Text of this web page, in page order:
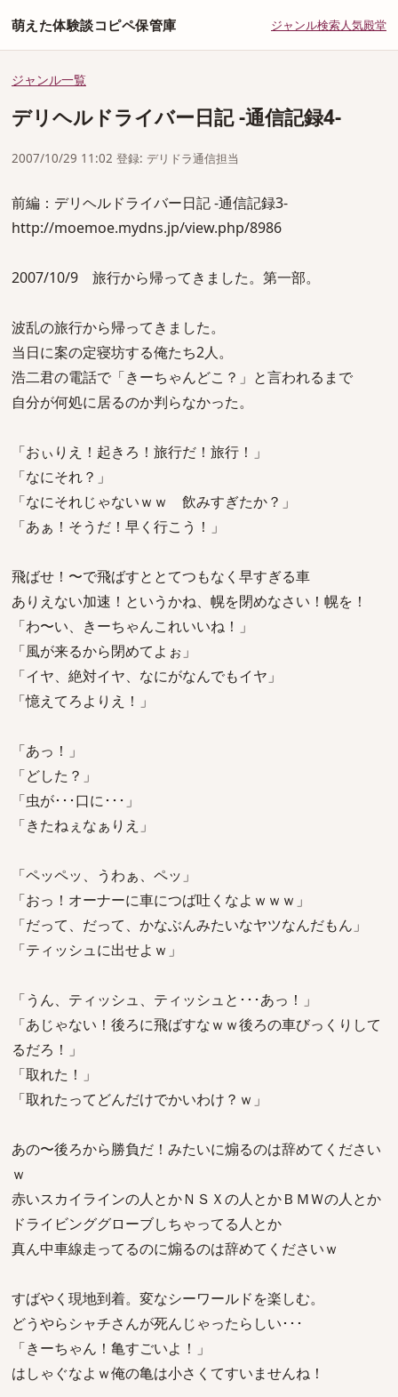
萌えた体験談コピペ保管庫 ジャンル検索人気殿堂
ジャンル一覧
デリヘルドライバー日記 -通信記録4-
2007/10/29 11:02 登録: デリドラ通信担当
前編：デリヘルドライバー日記 -通信記録3-
http://moemoe.mydns.jp/view.php/8986
2007/10/9 旅行から帰ってきました。第一部。
波乱の旅行から帰ってきました。
当日に案の定寝坊する俺たち2人。
浩二君の電話で「きーちゃんどこ？」と言われるまで
自分が何処に居るのか判らなかった。
「おぃりえ！起きろ！旅行だ！旅行！」
「なにそれ？」
「なにそれじゃないｗｗ 飲みすぎたか？」
「あぁ！そうだ！早く行こう！」
飛ばせ！〜で飛ばすととてつもなく早すぎる車
ありえない加速！というかね、幌を閉めなさい！幌を！
「わ〜い、きーちゃんこれいいね！」
「風が来るから閉めてよぉ」
「イヤ、絶対イヤ、なにがなんでもイヤ」
「憶えてろよりえ！」
「あっ！」
「どした？」
「虫が･･･口に･･･」
「きたねぇなぁりえ」
「ペッペッ、うわぁ、ペッ」
「おっ！オーナーに車につば吐くなよｗｗｗ」
「だって、だって、かなぶんみたいなヤツなんだもん」
「ティッシュに出せよｗ」
「うん、ティッシュ、ティッシュと･･･あっ！」
「あじゃない！後ろに飛ばすなｗｗ後ろの車びっくりして
るだろ！」
「取れた！」
「取れたってどんだけでかいわけ？ｗ」
あの〜後ろから勝負だ！みたいに煽るのは辞めてください
ｗ
赤いスカイラインの人とかＮＳＸの人とかＢＭＷの人とか
ドライビンググローブしちゃってる人とか
真ん中車線走ってるのに煽るのは辞めてくださいｗ
すばやく現地到着。変なシーワールドを楽しむ。
どうやらシャチさんが死んじゃったらしい･･･
「きーちゃん！亀すごいよ！」
はしゃぐなよｗ俺の亀は小さくてすいませんね！